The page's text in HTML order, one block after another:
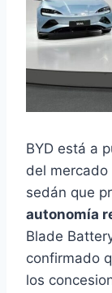
BYD está a
del mercado
sedán que
autonomía
Blade
confirmado
los